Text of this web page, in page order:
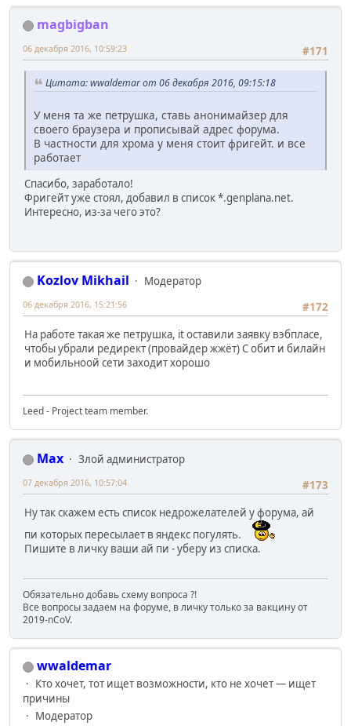
magbigban
#171
06 декабря 2016, 10:59:23
Цитата: wwaldemar от 06 декабря 2016, 09:15:18
У меня та же петрушка, ставь анонимайзер для
своего браузера и прописывай адрес форума.
В частности для хрома у меня стоит фригейт. и все
работает
Спасибо, заработало!
Фригейт уже стоял, добавил в список *.genplana.net.
Интересно, из-за чего это?
Kozlov Mikhail
Модератор
#172
06 декабря 2016, 15:21:56
На работе такая же петрушка, it оставили заявку вэбпласе,
чтобы убрали редирект (провайдер жжёт) С обит и билайн
и мобильноой сети заходит хорошо
Leed - Project team member.
Max
Злой администратор
#173
07 декабря 2016, 10:57:04
Ну так скажем есть список недрожелателей у форума, ай
пи которых пересылает в яндекс погулять.
Пишите в личку ваши ай пи - уберу из списка.
Обязательно добавь схему вопроса ?!
Все вопросы задаем на форуме, в личку только за вакцину от
2019-nCoV.
wwaldemar
Кто хочет, тот ищет возможности, кто не хочет — ищет
причины
Модератор